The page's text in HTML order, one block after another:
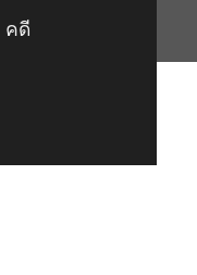
คดี